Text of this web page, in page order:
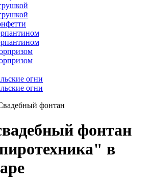
огни
огни
фонтан
фонтан
в